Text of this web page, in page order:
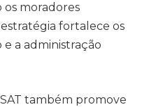
moradores
fortalece os
a administração
também promove